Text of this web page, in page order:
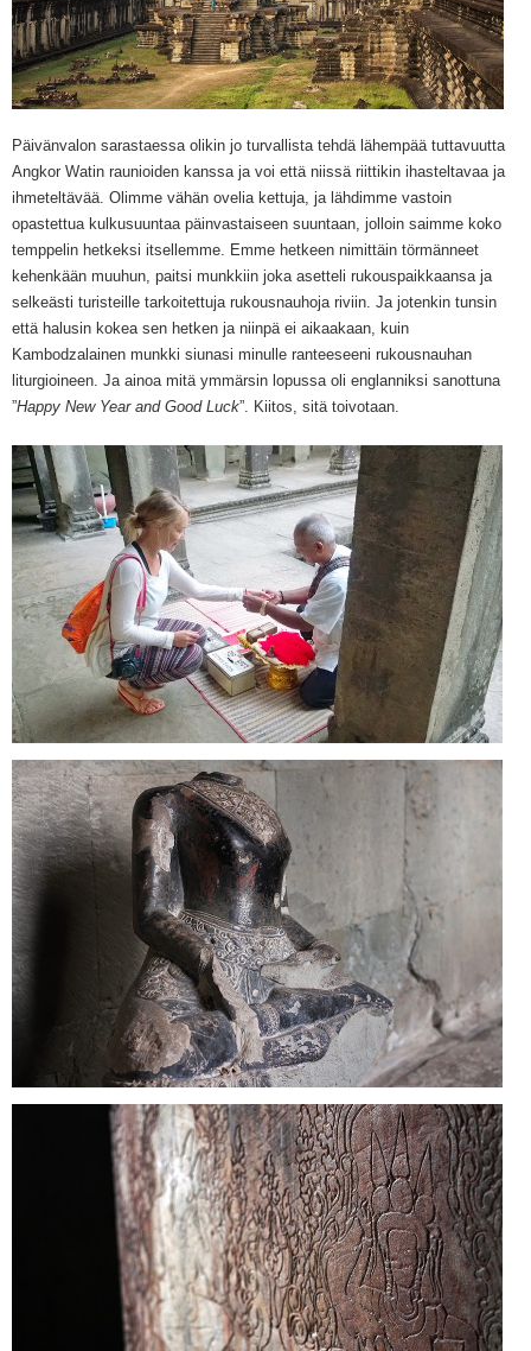
Päivänvalon sarastaessa olikin jo turvallista tehdä lähempää tuttavuutta
Angkor Watin raunioiden kanssa ja voi että niissä riittikin ihasteltavaa ja
ihmeteltävää. Olimme vähän ovelia kettuja, ja lähdimme vastoin
opastettua kulkusuuntaa päinvastaiseen suuntaan, jolloin saimme koko
temppelin hetkeksi itsellemme. Emme hetkeen nimittäin törmänneet
kehenkään muuhun, paitsi munkkiin joka asetteli rukouspaikkaansa ja
selkeästi turisteille tarkoitettuja rukousnauhoja riviin. Ja jotenkin tunsin
että halusin kokea sen hetken ja niinpä ei aikaakaan, kuin
Kambodzalainen munkki siunasi minulle ranteeseeni rukousnauhan
liturgioineen. Ja ainoa mitä ymmärsin lopussa oli englanniksi sanottuna
”Happy New Year and Good Luck”. Kiitos, sitä toivotaan.